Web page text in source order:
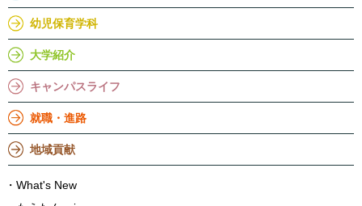
幼児保育学科
大学紹介
キャンパスライフ
就職・進路
地域貢献
What's New